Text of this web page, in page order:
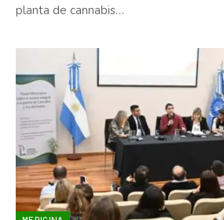
planta de cannabis…